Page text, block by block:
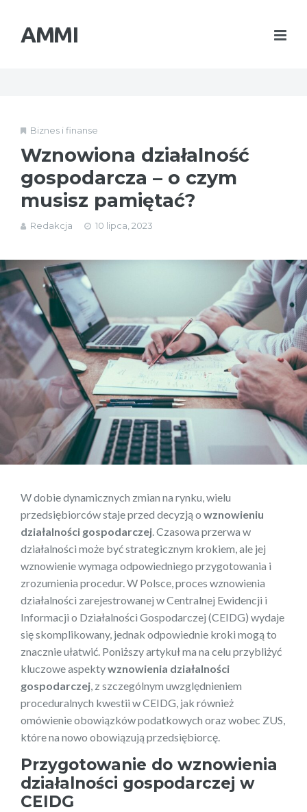
AMMI
Biznes i finanse
Wznowiona działalność
gospodarcza – o czym
musisz pamiętać?
Redakcja 10 lipca, 2023
W dobie dynamicznych zmian na rynku, wielu
przedsiębiorców staje przed decyzją o wznowieniu
działalności gospodarczej . Czasowa przerwa w
działalności może być strategicznym krokiem, ale jej
wznowienie wymaga odpowiedniego przygotowania i
zrozumienia procedur. W Polsce, proces wznowienia
działalności zarejestrowanej w Centralnej Ewidencji i
Informacji o Działalności Gospodarczej (CEIDG) wydaje
się skomplikowany, jednak odpowiednie kroki mogą to
znacznie ułatwić. Poniższy artykuł ma na celu przybliżyć
kluczowe aspektywznowienia działalności
gospodarczej , z szczególnym uwzględnieniem
proceduralnych kwestii w CEIDG, jak również
omówienie obowiązków podatkowych oraz wobec ZUS,
które na nowo obowiązują przedsiębiorcę.
Przygotowanie do wznowienia
działalności gospodarczej w
CEIDG